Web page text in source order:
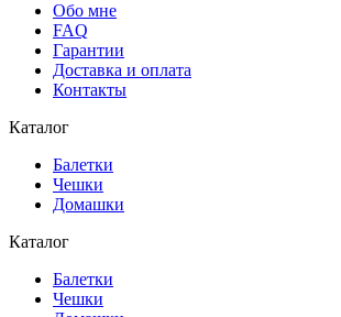
Обо мне
FAQ
Гарантии
Доставка и оплата
Контакты
Каталог
Балетки
Чешки
Домашки
Каталог
Балетки
Чешки